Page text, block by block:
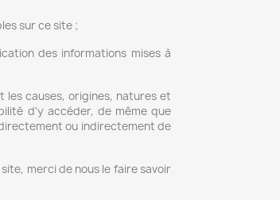
sur ce site ;
des informations mises à
causes, origines, natures et
d'y accéder, de même que
ou indirectement de
merci de nous le faire savoir